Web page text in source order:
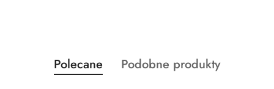
Pomiń karuzelę produktów
Produkty
o
Polecane
Produkty
Podobne produkty